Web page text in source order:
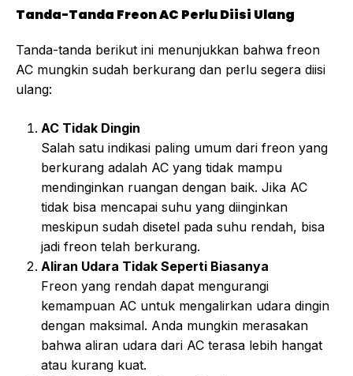
Tanda-Tanda Freon AC Perlu Diisi Ulang
Tanda-tanda berikut ini menunjukkan bahwa freon
AC mungkin sudah berkurang dan perlu segera diisi
ulang:
AC Tidak Dingin
Salah satu indikasi paling umum dari freon yang
berkurang adalah AC yang tidak mampu
mendinginkan ruangan dengan baik. Jika AC
tidak bisa mencapai suhu yang diinginkan
meskipun sudah disetel pada suhu rendah, bisa
jadi freon telah berkurang.
Aliran Udara Tidak Seperti Biasanya
Freon yang rendah dapat mengurangi
kemampuan AC untuk mengalirkan udara dingin
dengan maksimal. Anda mungkin merasakan
bahwa aliran udara dari AC terasa lebih hangat
atau kurang kuat.